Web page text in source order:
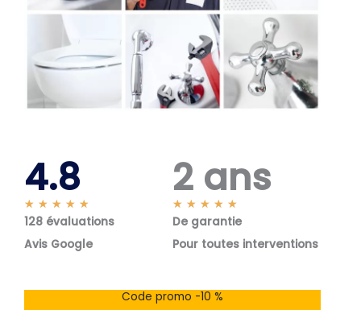
4.8
★ ★ ★ ★ ★
o
s
128 évaluations
Avis Google
2 ans
★ ★ ★ ★ ★
o
s
De garantie
Pour toutes interventions
Code promo -10 %